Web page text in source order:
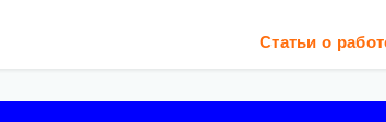
Статьи о